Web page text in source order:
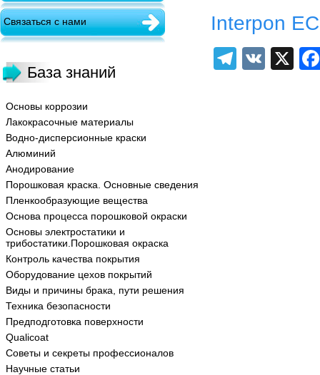
Связаться с нами
База знаний
Основы коррозии
Лакокрасочные материалы
Водно-дисперсионные краски
Алюминий
Анодирование
Порошковая краска. Основные сведения
Пленкообразующие вещества
Основа процесса порошковой окраски
Основы электростатики и
трибостатики.Порошковая окраска
Контроль качества покрытия
Оборудование цехов покрытий
Виды и причины брака, пути решения
Техника безопасности
Предподготовка поверхности
Qualicoat
Советы и секреты профессионалов
Научные статьи
Interpon
VK X